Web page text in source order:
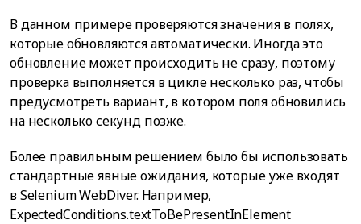
В данном примере проверяются значения в полях,
которые обновляются автоматически. Иногда это
обновление может происходить не сразу, поэтому
проверка выполняется в цикле несколько раз, чтобы
предусмотреть вариант, в котором поля обновились
на несколько секунд позже.
Более правильным решением было бы использовать
стандартные явные ожидания, которые уже входят
в Selenium WebDiver. Например,
ExpectedConditions.textToBePresentInElement